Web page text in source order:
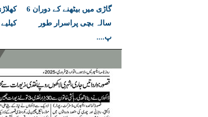
گاڑی میں بیٹھنے کے دوران 6
سالہ بچی پراسرار طور
پ....
کیلیے